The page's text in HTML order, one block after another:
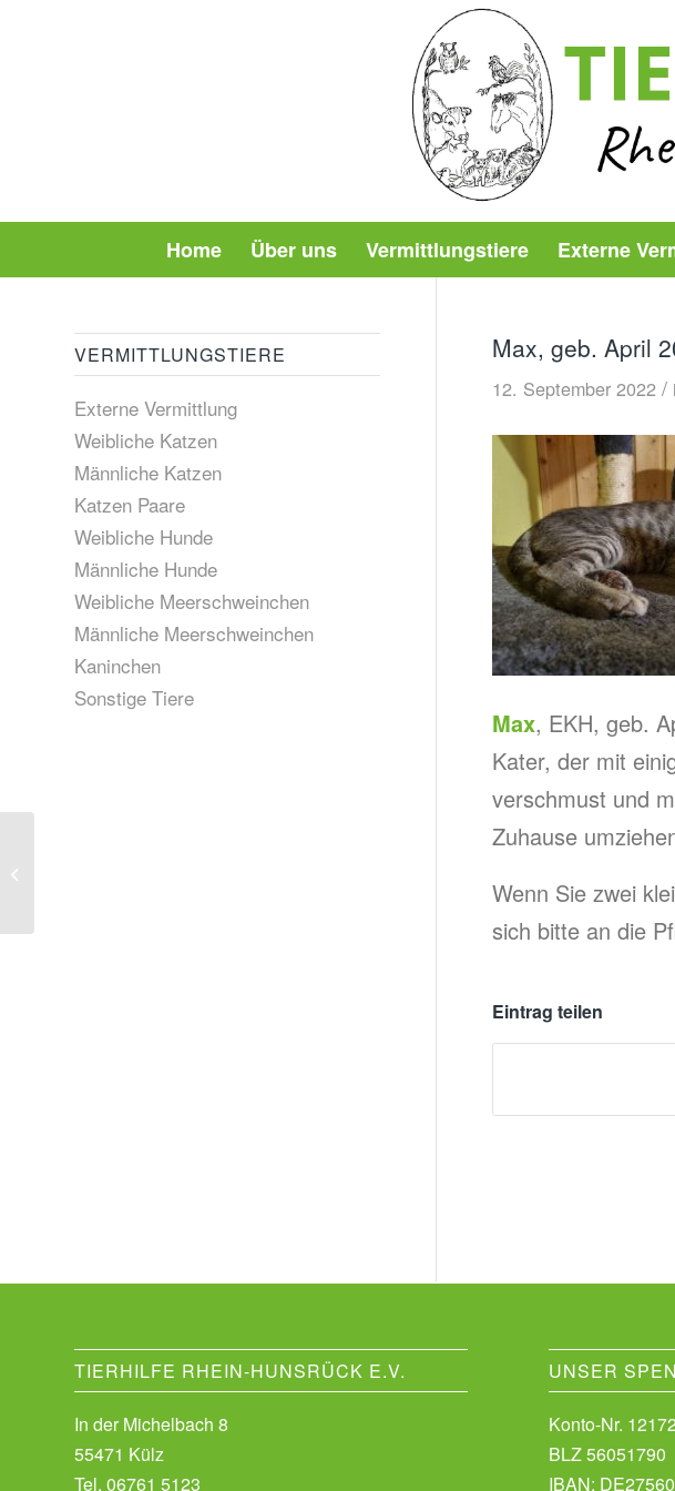
Home Über uns Vermittlungstiere Externe
Max, geb. April
12. September 2022 /
Max, EKH, geb.
Kater, der mit
verschmust und
Zuhause
Wenn Sie zwei
sich bitte an die
Eintrag teilen
VERMITTLUNGSTIERE
Externe Vermittlung
Weibliche Katzen
Männliche Katzen
Katzen Paare
Weibliche Hunde
Männliche Hunde
Weibliche Meerschweinchen
Männliche Meerschweinchen
Kaninchen
Sonstige Tiere
TIERHILFE RHEIN-HUNSRÜCK E.V.
In der Michelbach 8
55471 Külz
Tel. 06761 5123
UNSER
Konto-Nr.
BLZ 56051790
IBAN: